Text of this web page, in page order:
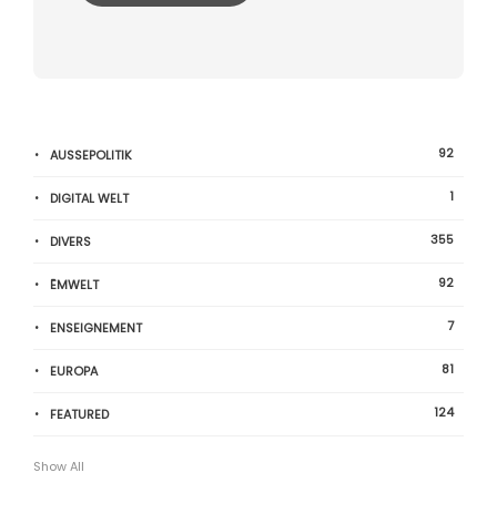
AUSSEPOLITIK 92
DIGITAL WELT 1
DIVERS 355
ËMWELT 92
ENSEIGNEMENT 7
EUROPA 81
FEATURED 124
Show All